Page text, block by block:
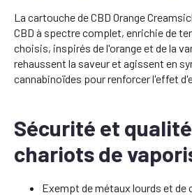
La cartouche de CBD Orange
CBD à spectre complet, enrichie de
choisis, inspirés de l'orange et de la
rehaussent la saveur et agissent en
cannabinoïdes pour renforcer l'effet
Sécurité et
chariots de
Exempt de métaux lourds et de